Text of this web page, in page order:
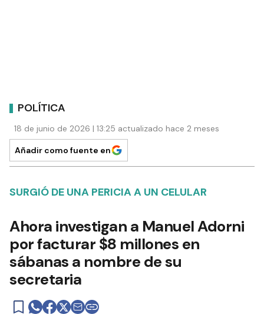
POLÍTICA
18 de junio de 2026 | 13:25 actualizado hace 2 meses
Añadir como fuente en
SURGIÓ DE UNA PERICIA A UN CELULAR
Ahora investigan a Manuel Adorni
por facturar $8 millones en
sábanas a nombre de su
secretaria